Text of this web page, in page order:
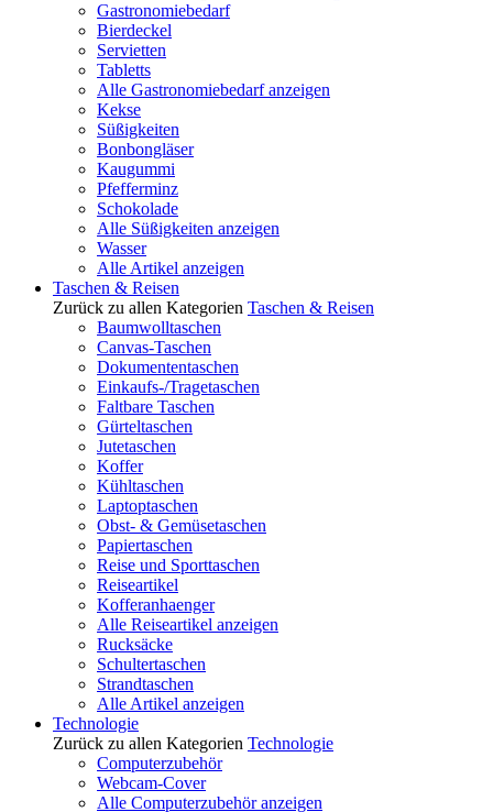
Gastronomiebedarf
Bierdeckel
Servietten
Tabletts
Alle Gastronomiebedarf anzeigen
Kekse
Süßigkeiten
Bonbongläser
Kaugummi
Pfefferminz
Schokolade
Alle Süßigkeiten anzeigen
Wasser
Alle Artikel anzeigen
Taschen & Reisen
Zurück zu allen Kategorien Taschen & Reisen
Baumwolltaschen
Canvas-Taschen
Dokumententaschen
Einkaufs-/Tragetaschen
Faltbare Taschen
Gürteltaschen
Jutetaschen
Koffer
Kühltaschen
Laptoptaschen
Obst- & Gemüsetaschen
Papiertaschen
Reise und Sporttaschen
Reiseartikel
Kofferanhaenger
Alle Reiseartikel anzeigen
Rucksäcke
Schultertaschen
Strandtaschen
Alle Artikel anzeigen
Technologie
Zurück zu allen Kategorien Technologie
Computerzubehör
Webcam-Cover
Alle Computerzubehör anzeigen